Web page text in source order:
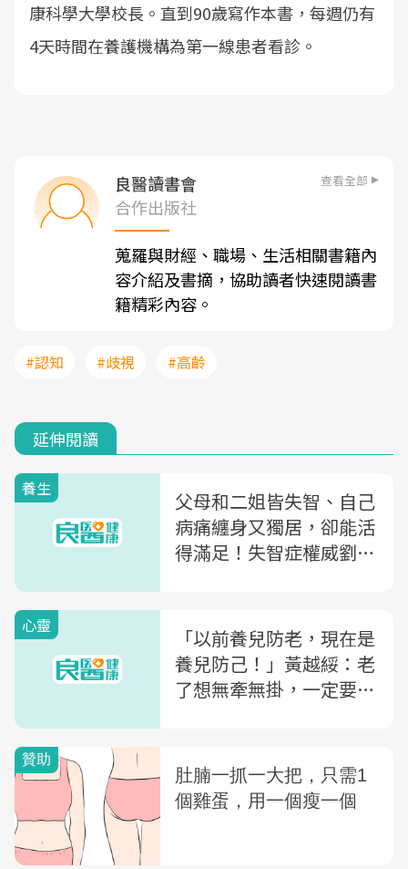
康科學大學校長。直到90歲寫作本書，每週仍有
4天時間在養護機構為第一線患者看診。
良醫讀書會 查看全部
合作出版社
蒐羅與財經、職場、生活相關書籍內
容介紹及書摘，協助讀者快速閱讀書
籍精彩內容。
#認知 #歧視 #高齡
延伸閱讀
養生
父母和二姐皆失智、自己
病痛纏身又獨居，卻能活
得滿足！失智症權威劉秀
就怎麼回應你
心靈
「以前養兒防老，現在是
養兒防己！」黃越綏：老
了想無牽無掛，一定要學